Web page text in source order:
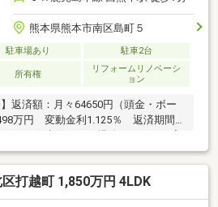
熊本県熊本市南区島町５
駐車場あり 駐車2台
所有権
リフォームリノベーシ
ョン
返済額：月々64650円（頭金・ボー
万円 変動金利1.125％ 返済期間
IHクッキングヒーター付き。☆庭付
団欒の時間を過ごせます。～リフォ
換・フローリング張替、クロス張
交換・全居室火災警報器設置・防蟻
打越町 1,850万円 4LDK